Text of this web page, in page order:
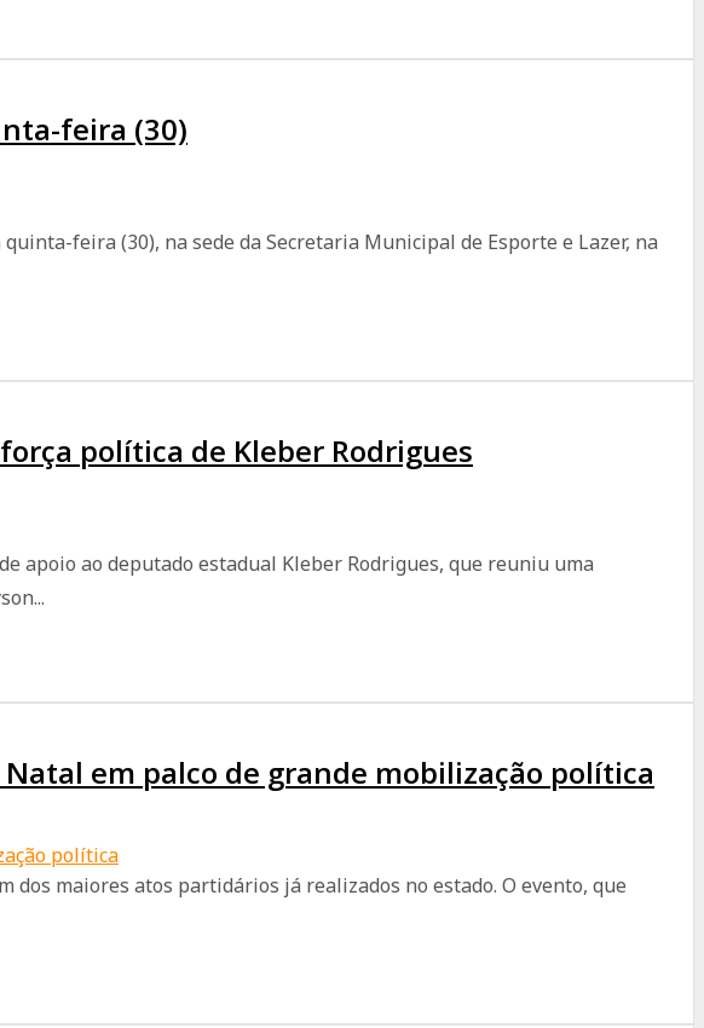
feira (30)
feira (30), na sede da Secretaria Municipal de Esporte e Lazer, na
política de Kleber Rodrigues
apoio ao deputado estadual Kleber Rodrigues, que reuniu uma
em palco de grande mobilização política
dos maiores atos partidários já realizados no estado. O evento, que